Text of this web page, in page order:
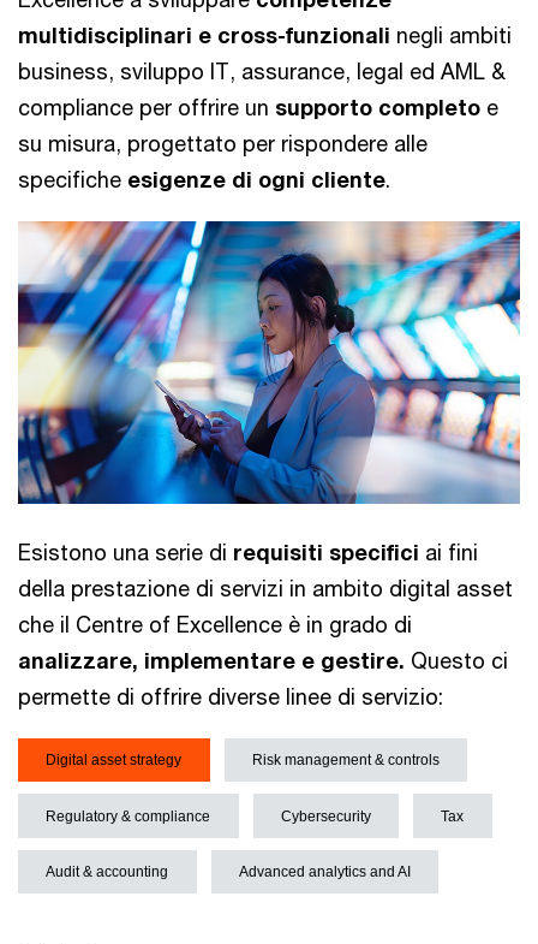
multidisciplinari e cross-funzionali negli ambiti
business, sviluppo IT, assurance, legal ed AML &
compliance per offrire un supporto completo e
su misura, progettato per rispondere alle
specifiche esigenze di ogni cliente.
Esistono una serie di requisiti specifici ai fini
della prestazione di servizi in ambito digital asset
che il Centre of Excellence è in grado di
analizzare, implementare e gestire. Questo ci
permette di offrire diverse linee di servizio:
Digital asset strategy Risk management & controls
Regulatory & compliance Cybersecurity Tax
Audit & accounting Advanced analytics and AI